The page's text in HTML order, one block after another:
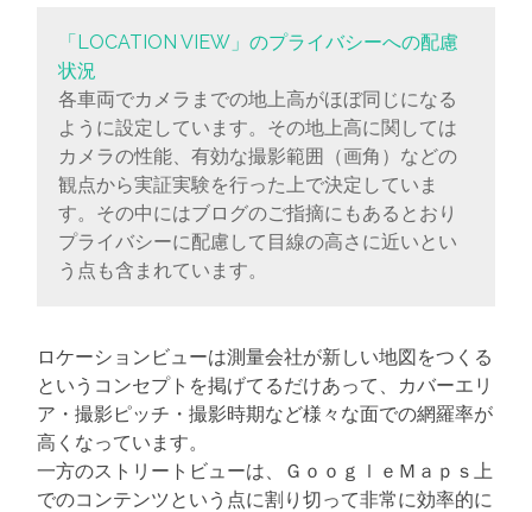
「LOCATION VIEW」のプライバシーへの配慮
状況
各車両でカメラまでの地上高がほぼ同じになる
ように設定しています。その地上高に関しては
カメラの性能、有効な撮影範囲（画角）などの
観点から実証実験を行った上で決定していま
す。その中にはブログのご指摘にもあるとおり
プライバシーに配慮して目線の高さに近いとい
う点も含まれています。
ロケーションビューは測量会社が新しい地図をつくる
というコンセプトを掲げてるだけあって、カバーエリ
ア・撮影ピッチ・撮影時期など様々な面での網羅率が
高くなっています。
一方のストリートビューは、ＧｏｏｇｌｅＭａｐｓ上
でのコンテンツという点に割り切って非常に効率的に